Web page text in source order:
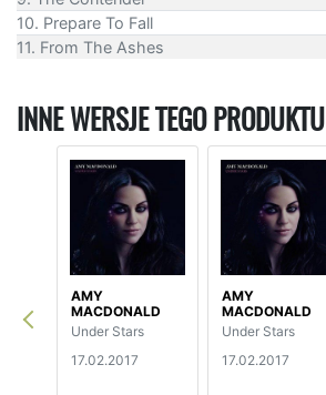
10. Prepare To Fall
11. From The Ashes
INNE WERSJE TEGO PRODUKTU
AMY
MACDONALD
Under Stars
17.02.2017
AMY
MACDONALD
Under Stars
17.02.2017